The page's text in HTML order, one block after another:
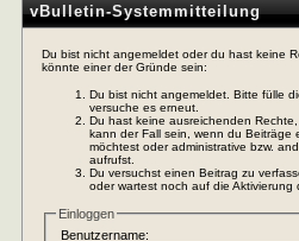
vBulletin-Systemmitteilung
Du bist nicht angemeldet oder du hast keine
könnte einer der Gründe sein:
Du bist nicht angemeldet. Bitte fülle
versuche es erneut.
Du hast keine ausreichenden
kann der Fall sein, wenn du Beiträge
möchtest oder administrative bzw.
aufrufst.
Du versuchst einen Beitrag zu
oder wartest noch auf die Aktivierung
Einloggen
Benutzername: